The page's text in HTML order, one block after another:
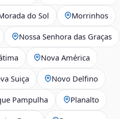
do Sol Morrinhos
Nossa Senhora das Graças
Nova América
Suiça Novo Delfino
Pampulha Planalto